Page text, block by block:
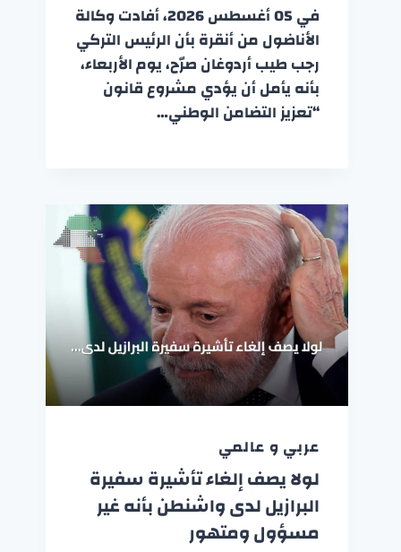
في 05 أغسطس 2026، أفادت وكالة
الأناضول من أنقرة بأن الرئيس التركي
رجب طيب أردوغان صرّح، يوم الأربعاء،
بأنه يأمل أن يؤدي مشروع قانون
“تعزيز التضامن الوطني…
عربي و عالمي
لولا يصف إلغاء تأشيرة سفيرة
البرازيل لدى واشنطن بأنه غير
مسؤول ومتهور